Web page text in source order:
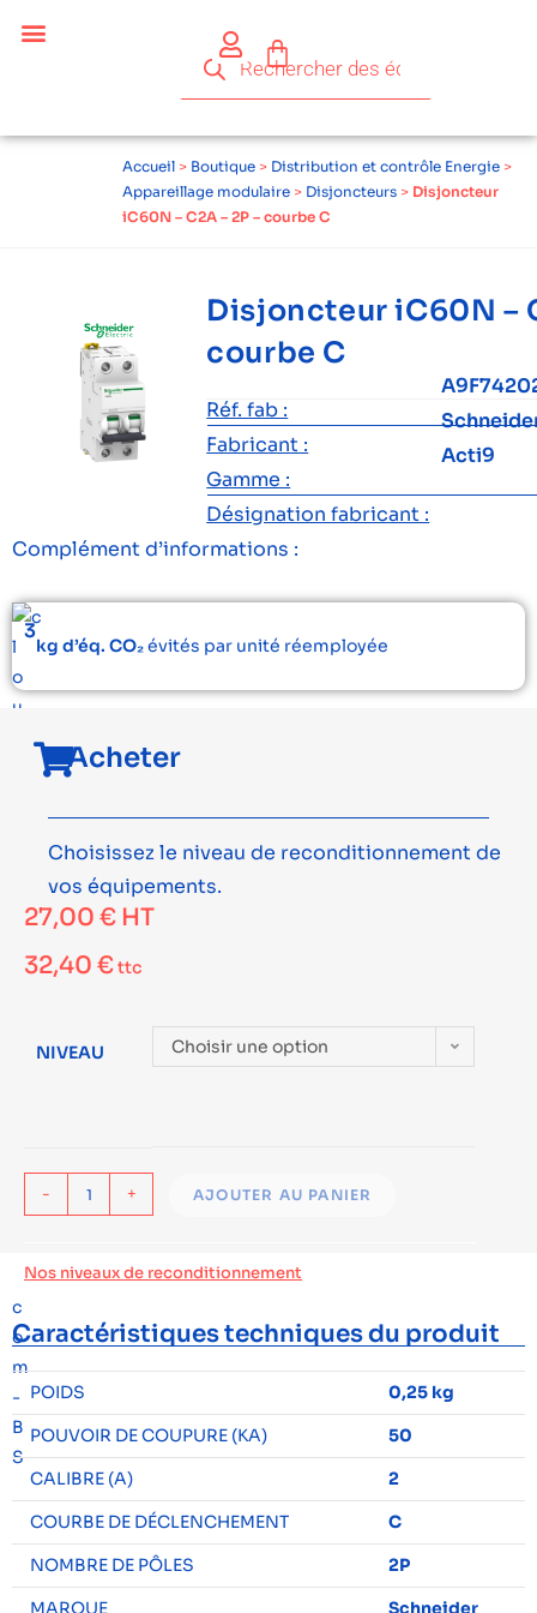
Accueil > Boutique > Distribution et contrôle Energie >
Appareillage modulaire > Disjoncteurs > Disjoncteur
iC60N – C2A – 2P – courbe C
Disjoncteur iC60N –
courbe C
Réf. fab :
Fabricant :
Gamme :
Acti9
Désignation fabricant :
Complément d’informations :
3
kg d’éq. CO₂évités par unité réemployée
Acheter
Choisissez le niveau de reconditionnement de
vos équipements.
27,00 € HT
32,40 €ttc
NIVEAU Choisir une option
- + AJOUTER AU PANIER
Nos niveaux de reconditionnement
Caractéristiques techniques du produit
POIDS
0,25 kg
POUVOIR DE COUPURE (KA)
50
CALIBRE (A)
2
COURBE DE DÉCLENCHEMENT
C
NOMBRE DE PÔLES
2P
MARQUE
Schneider